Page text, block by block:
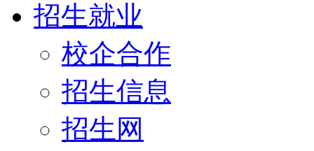
招生就业
校企合作
招生信息
招生网